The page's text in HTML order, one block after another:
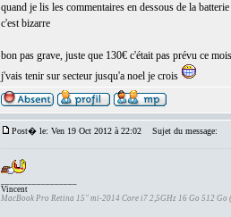
quand je lis les commentaires en dessous de la
c'est bizarre
bon pas grave, juste que 130€ c'était pas prévu ce
j'vais tenir sur secteur jusqu'a noel je crois
Post� le: Ven 19 Oct 2012 à 22:02 Sujet du message:
Vincent
MacBook Pro Retina 15" mi-2014 Core i7 2,5GHz 16 Go 512 Go